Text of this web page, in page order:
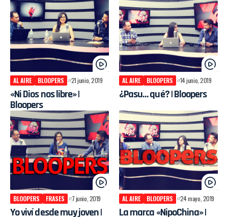
AL AIRE BLOOPERS 21 junio, 2019
«Ni Dios nos libre» |
Bloopers
AL AIRE BLOOPERS 14 junio, 2019
¿Pasu… qué? | Bloopers
BLOOPERS FRASES 7 junio, 2019
Yo viví desde muy joven |
AL AIRE BLOOPERS 24 mayo, 2019
La marca «NipoChina» |